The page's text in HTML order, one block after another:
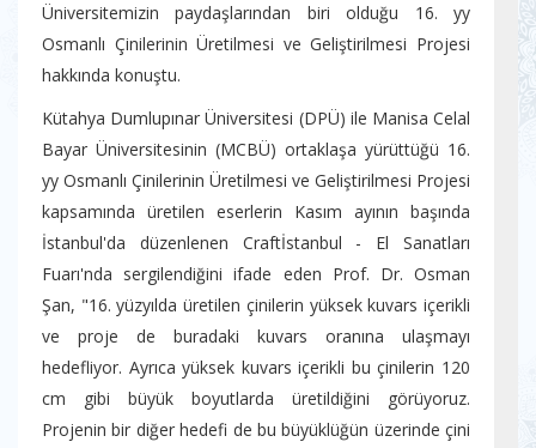
Üniversitemizin paydaşlarından biri olduğu 16. yy
Osmanlı Çinilerinin Üretilmesi ve Geliştirilmesi Projesi
hakkında konuştu.
Kütahya Dumlupınar Üniversitesi (DPÜ) ile Manisa Celal
Bayar Üniversitesinin (MCBÜ) ortaklaşa yürüttüğü 16.
yy Osmanlı Çinilerinin Üretilmesi ve Geliştirilmesi Projesi
kapsamında üretilen eserlerin Kasım ayının başında
İstanbul'da düzenlenen Craftİstanbul - El Sanatları
Fuarı'nda sergilendiğini ifade eden Prof. Dr. Osman
Şan, "16. yüzyılda üretilen çinilerin yüksek kuvars içerikli
ve proje de buradaki kuvars oranına ulaşmayı
hedefliyor. Ayrıca yüksek kuvars içerikli bu çinilerin 120
cm gibi büyük boyutlarda üretildiğini görüyoruz.
Projenin bir diğer hedefi de bu büyüklüğün üzerinde çini